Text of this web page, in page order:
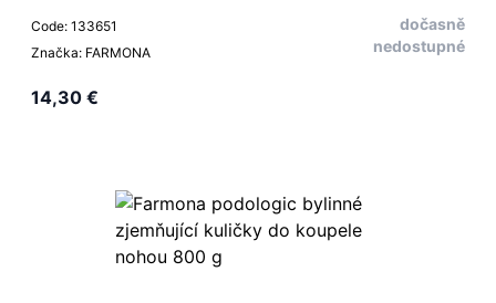
Code: 133651
Značka: FARMONA
dočasně
nedostupné
14,30 €